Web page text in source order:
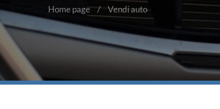
Home page Vendi auto